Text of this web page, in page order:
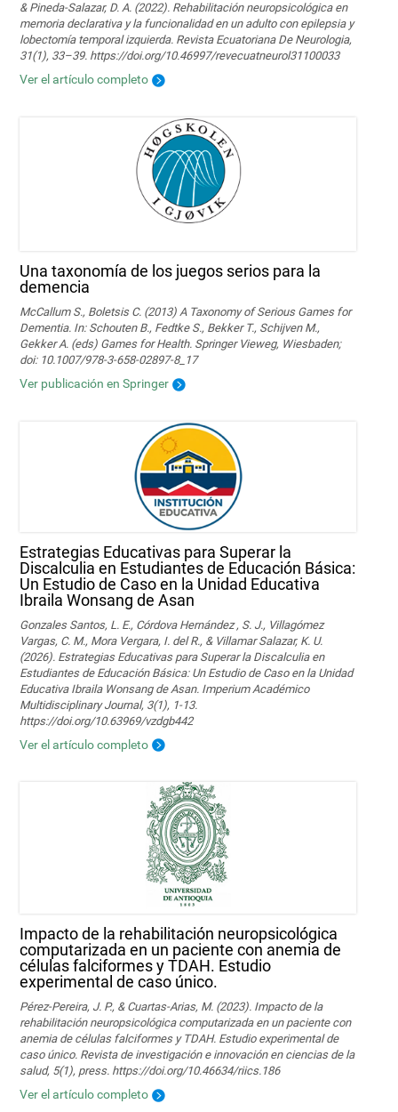
& Pineda-Salazar, D. A. (2022). Rehabilitación neuropsicológica en
memoria declarativa y la funcionalidad en un adulto con epilepsia y
lobectomía temporal izquierda. Revista Ecuatoriana De Neurologia,
31(1), 33–39. https://doi.org/10.46997/revecuatneurol31100033
Ver el artículo completo
Una taxonomía de los juegos serios para la
demencia
McCallum S., Boletsis C. (2013) A Taxonomy of Serious Games for
Dementia. In: Schouten B., Fedtke S., Bekker T., Schijven M.,
Gekker A. (eds) Games for Health. Springer Vieweg, Wiesbaden;
doi: 10.1007/978-3-658-02897-8_17
Ver publicación en Springer
Estrategias Educativas para Superar la
Discalculia en Estudiantes de Educación Básica:
Un Estudio de Caso en la Unidad Educativa
Ibraila Wonsang de Asan
Gonzales Santos, L. E., Córdova Hernández , S. J., Villagómez
Vargas, C. M., Mora Vergara, I. del R., & Villamar Salazar, K. U.
(2026). Estrategias Educativas para Superar la Discalculia en
Estudiantes de Educación Básica: Un Estudio de Caso en la Unidad
Educativa Ibraila Wonsang de Asan. Imperium Académico
Multidisciplinary Journal, 3(1), 1-13.
https://doi.org/10.63969/vzdgb442
Ver el artículo completo
Impacto de la rehabilitación neuropsicológica
computarizada en un paciente con anemia de
células falciformes y TDAH. Estudio
experimental de caso único.
Pérez-Pereira, J. P., & Cuartas-Arias, M. (2023). Impacto de la
rehabilitación neuropsicológica computarizada en un paciente con
anemia de células falciformes y TDAH. Estudio experimental de
caso único. Revista de investigación e innovación en ciencias de la
salud, 5(1), press. https://doi.org/10.46634/riics.186
Ver el artículo completo